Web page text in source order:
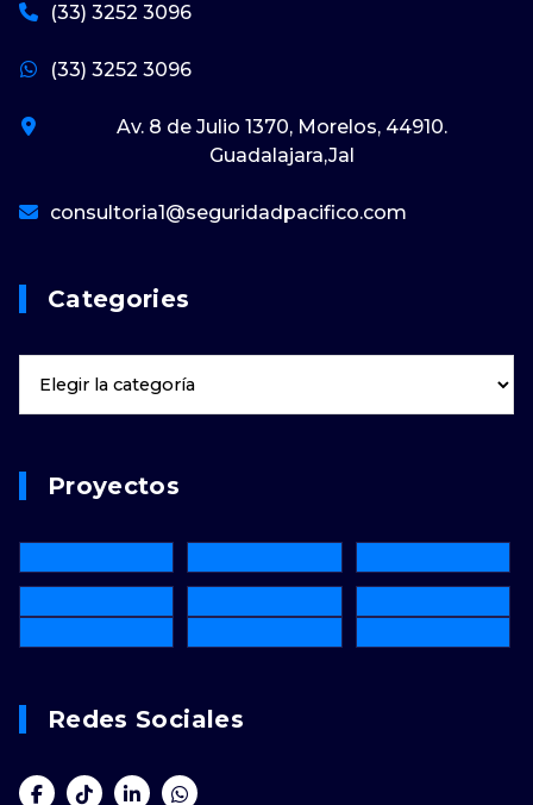
(33) 3252 3096
(33) 3252 3096
Av. 8 de Julio 1370, Morelos, 44910.
Guadalajara,Jal
consultoria1@seguridadpacifico.com
Categories
Proyectos
Redes Sociales